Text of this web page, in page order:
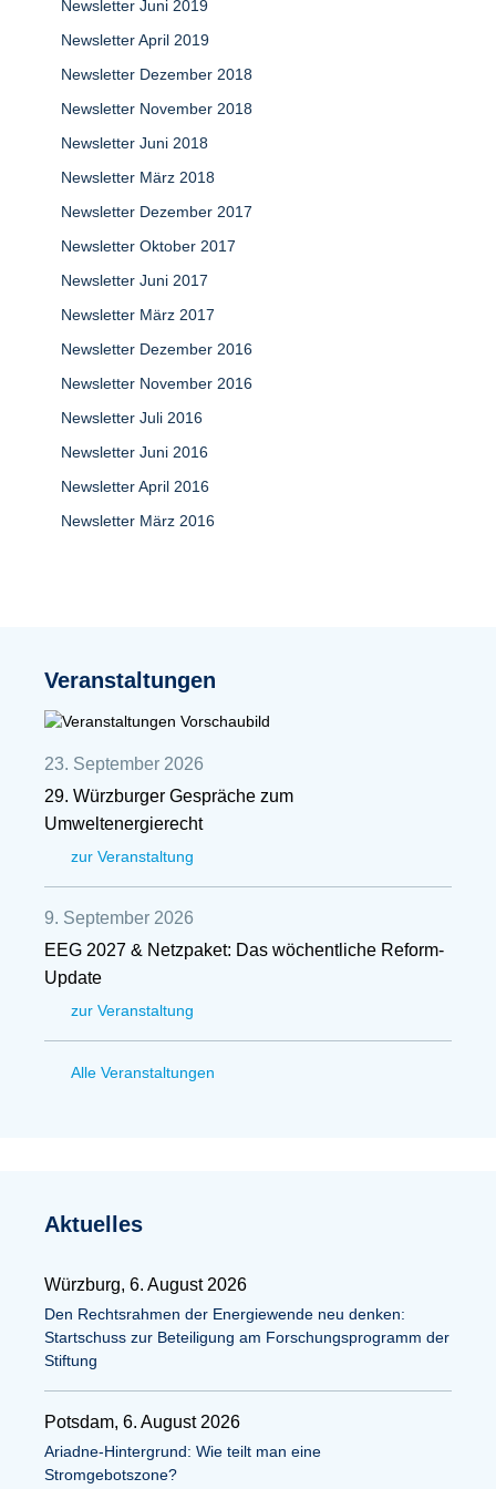
Newsletter Juni 2019
Newsletter April 2019
Newsletter Dezember 2018
Newsletter November 2018
Newsletter Juni 2018
Newsletter März 2018
Newsletter Dezember 2017
Newsletter Oktober 2017
Newsletter Juni 2017
Newsletter März 2017
Newsletter Dezember 2016
Newsletter November 2016
Newsletter Juli 2016
Newsletter Juni 2016
Newsletter April 2016
Newsletter März 2016
Veranstaltungen
23. September 2026
29. Würzburger Gespräche zum
Umweltenergierecht
zur Veranstaltung
9. September 2026
EEG 2027 & Netzpaket: Das wöchentliche Reform-
Update
zur Veranstaltung
Alle Veranstaltungen
Aktuelles
Würzburg, 6. August 2026
Den Rechtsrahmen der Energiewende neu denken:
Startschuss zur Beteiligung am Forschungsprogramm der
Stiftung
Potsdam, 6. August 2026
Ariadne-Hintergrund: Wie teilt man eine
Stromgebotszone?